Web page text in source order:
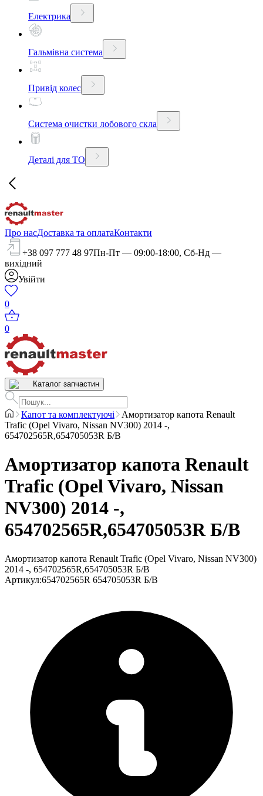
Електрика
Гальмівна система
Привід колес
Система очистки лобового скла
Деталі для ТО
Про насДоставка та оплатаКонтакти
+38 097 777 48 97Пн-Пт — 09:00-18:00, Сб-Нд —
вихідний
Увійти
0
0
Каталог запчастин
Капот та комплектуючі
Амортизатор капота Renault
Trafic (Opel Vivaro, Nissan NV300) 2014 -,
654702565R,654705053R Б/В
Амортизатор капота Renault
Trafic (Opel Vivaro, Nissan
NV300) 2014 -,
654702565R,654705053R Б/В
Амортизатор капота Renault Trafic (Opel Vivaro, Nissan NV300)
2014 -, 654702565R,654705053R Б/В
Артикул:654702565R 654705053R Б/В